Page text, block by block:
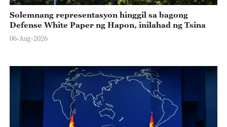
Solemnang representasyon hinggil sa bagong
Defense White Paper ng Hapon, inilahad ng Tsina
06-Aug-2026